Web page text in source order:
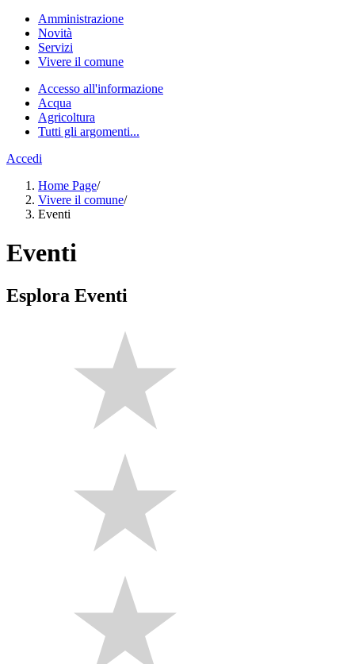
Amministrazione
Novità
Servizi
Vivere il comune
Accesso all'informazione
Acqua
Agricoltura
Tutti gli argomenti...
Accedi
Home Page/
Vivere il comune/
Eventi
Eventi
Esplora Eventi